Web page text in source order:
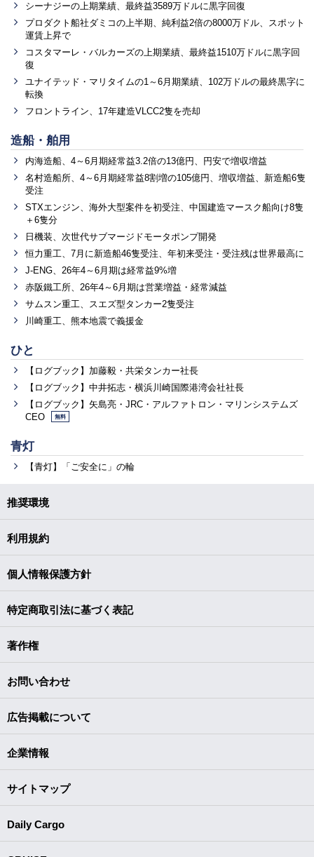
シーナジーの上期業績、最終益3589万ドルに黒字回復
プロダクト船社ダミコの上半期、純利益2倍の8000万ドル、スポット
運賃上昇で
コスタマーレ・バルカーズの上期業績、最終益1510万ドルに黒字回
復
ユナイテッド・マリタイムの1～6月期業績、102万ドルの最終黒字に
転換
フロントライン、17年建造VLCC2隻を売却
造船・舶用
内海造船、4～6月期経常益3.2倍の13億円、円安で増収増益
名村造船所、4～6月期経常益8割増の105億円、増収増益、新造船6隻
受注
STXエンジン、海外大型案件を初受注、中国建造マースク船向け8隻
＋6隻分
日機装、次世代サブマージドモータポンプ開発
恒力重工、7月に新造船46隻受注、年初来受注・受注残は世界最高に
J-ENG、26年4～6月期は経常益9%増
赤阪鐵工所、26年4～6月期は営業増益・経常減益
サムスン重工、スエズ型タンカー2隻受注
川崎重工、熊本地震で義援金
ひと
【ログブック】加藤毅・共栄タンカー社長
【ログブック】中井拓志・横浜川崎国際港湾会社社長
【ログブック】矢島亮・JRC・アルファトロン・マリンシステムズ
CEO
無料
青灯
【青灯】「ご安全に」の輪
推奨環境
利用規約
個人情報保護方針
特定商取引法に基づく表記
著作権
お問い合わせ
広告掲載について
企業情報
サイトマップ
Daily Cargo